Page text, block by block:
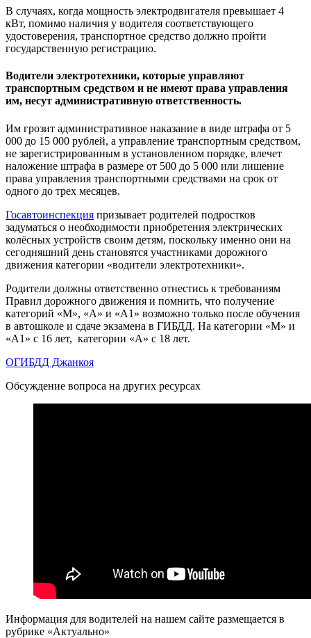
В случаях, когда мощность электродвигателя превышает 4
кВт, помимо наличия у водителя соответствующего
удостоверения, транспортное средство должно пройти
государственную регистрацию.
Водители электротехники, которые управляют
транспортным средством и не имеют права управления
им, несут административную ответственность.
Им грозит административное наказание в виде штрафа от 5
000 до 15 000 рублей, а управление транспортным средством,
не зарегистрированным в установленном порядке, влечет
наложение штрафа в размере от 500 до 5 000 или лишение
права управления транспортными средствами на срок от
одного до трех месяцев.
Госавтоинспекция призывает родителей подростков
задуматься о необходимости приобретения электрических
колёсных устройств своим детям, поскольку именно они на
сегодняшний день становятся участниками дорожного
движения категории «водители электротехники».
Родители должны ответственно отнестись к требованиям
Правил дорожного движения и помнить, что получение
категорий «М», «А» и «А1» возможно только после обучения
в автошколе и сдаче экзамена в ГИБДД. На категории «М» и
«А1» с 16 лет, категории «А» с 18 лет.
ОГИБДД Джанкоя
Обсуждение вопроса на других ресурсах
Информация для водителей на нашем сайте размещается в
рубрике «Актуально»